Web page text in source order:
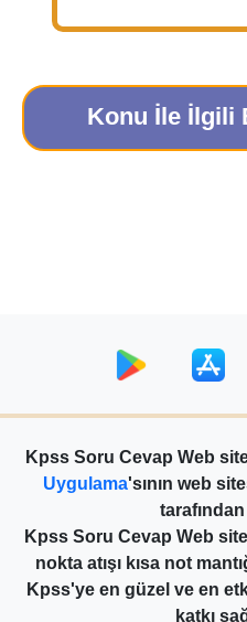
Konu İle İlgili
Kpss Soru Cevap Web
Uygulama'sının web
tarafından
Kpss Soru Cevap Web
nokta atışı kısa not
Kpss'ye en güzel ve en
katkı